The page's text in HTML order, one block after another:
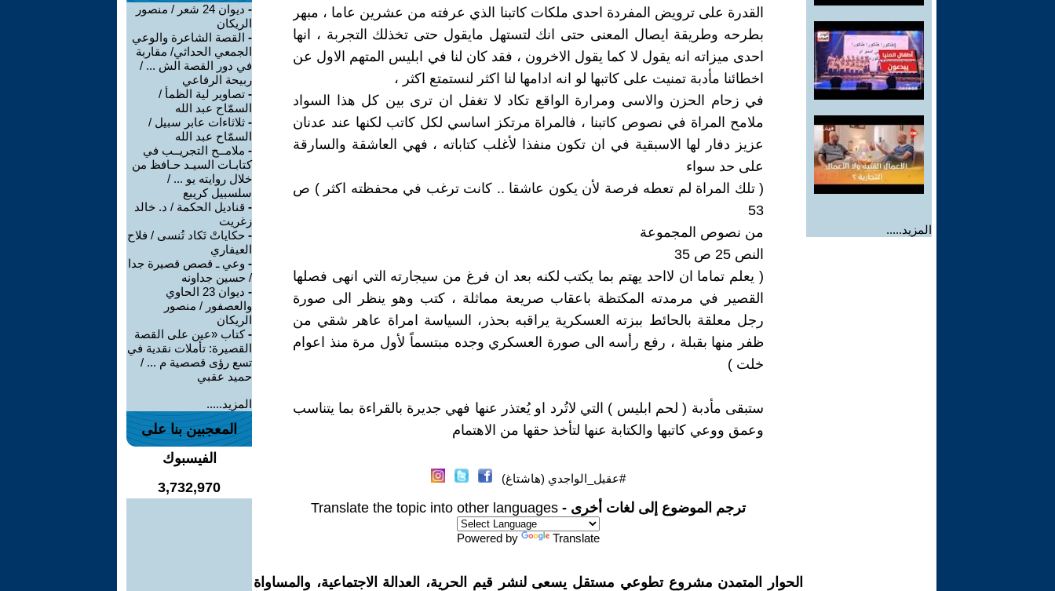
المزيد.....
القدرة على ترويض المفردة احدى ملكات كاتبنا الذي عرفته من عشرين عاما ، مبهر
بطرحه وطريقة ايصال المعنى حتى انك لتستهل مايقول حتى تخذلك التجربة ، انها
احدى ميزاته انه يقول لا كما يقول الاخرون ، فقد كان لنا في ابليس المتهم الاول عن
اخطائنا مأدبة تمنيت على كاتبها لو انه ادامها لنا اكثر لنستمتع اكثر ،
في زحام الحزن والاسى ومرارة الواقع تكاد لا تغفل ان ترى بين كل هذا السواد
ملامح المراة في نصوص كاتبنا ، فالمراة مرتكز اساسي لكل كاتب لكنها عند عدنان
عزيز دفار لها الاسبقية في ان تكون منفذا لأغلب كتاباته ، فهي العاشقة والسارقة
على حد سواء
( تلك المراة لم تعطه فرصة لأن يكون عاشقا .. كانت ترغب في محفظته اكثر ) ص
53
من نصوص المجموعة
النص 25 ص 35
( يعلم تماما ان لااحد يهتم بما يكتب لكنه بعد ان فرغ من سيجارته التي انهى فصلها
القصير في مرمدته المكتظة باعقاب صريعة مماثلة ، كتب وهو ينظر الى صورة
رجل معلقة بالحائط ببزته العسكرية يراقبه بحذر، السياسة امراة عاهر شقي من
ظفر منها بقبلة ، رفع رأسه الى صورة العسكري وجده مبتسماً لأول مرة منذ اعوام
خلت )
ستبقى مأدبة ( لحم ابليس ) التي لاتُرد او يُعتذر عنها فهي جديرة بالقراءة بما يتناسب
وعمق ووعي كاتبها والكتابة عنها لتأخذ حقها من الاهتمام
#عقيل_الواجدي (هاشتاغ)
ترجم الموضوع إلى لغات أخرى - Translate the topic into other languages
Powered by Translate
الحوار المتمدن مشروع تطوعي مستقل يسعى لنشر قيم الحرية، العدالة الاجتماعية، والمساواة
-
ديوان 24 شعر / منصور
الريكان
- القصة الشاعرة والوعي
الجمعي الحداثي/ مقاربة
في دور القصة الش ... /
ربيحة الرفاعي
- تصاوير لية الظمأ /
السمّاح عبد الله
- ثلاثاءات عابر سبيل /
السمّاح عبد الله
- ملامــح التجريــب في
كتابـات السيـد حـافظ من
خلال روايته يو ... /
سلسبيل كريبع
- قناديل الحكمة / د. خالد
زغريت
- حكاياتْ تَكاد تُنسى / فلاح
العيفاري
- وعي ـ قصص قصيرة جدا
/ حسين جداونه
-
ديوان 23 الحاوي
والعصفور / منصور
الريكان
-كتاب «عين على القصة
القصيرة: تأملات نقدية في
تسع رؤى قصصية م ... /
حميد عقبي
المزيد.....
المعجبين بنا على
الفيسبوك
3,732,970